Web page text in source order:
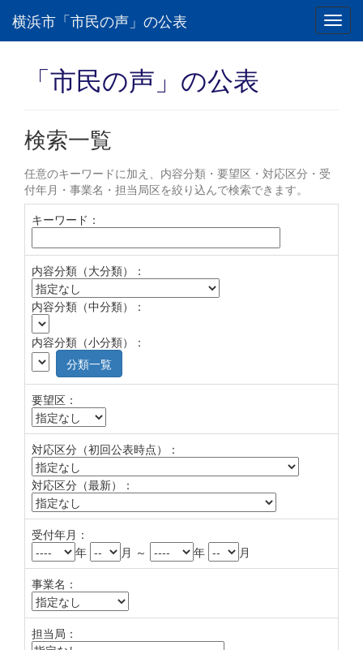
横浜市「市民の声」の公表
「市民の声」の公表
検索一覧
任意のキーワードに加え、内容分類・要望区・対応区分・受
付年月・事業名・担当局区を絞り込んで検索できます。
キーワード：
内容分類（大分類）：
内容分類（中分類）：
内容分類（小分類）：
分類一覧
要望区：
対応区分（初回公表時点）：
対応区分（最新）：
受付年月：
年
月 ～ 年
月
事業名：
担当局：